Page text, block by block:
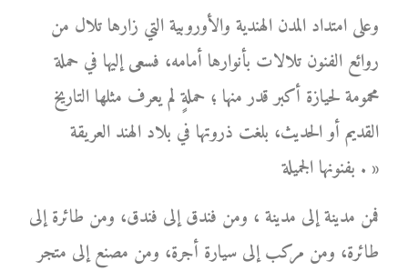
وعلى امتداد المدن الهندية والأوروبية التي زارها تلال من
روائع الفنون تلالات بأنوارها أمامه، فسعى إليها في حملة
محمومة لحيازة أكبر قدر منها ؛ حملةٍ لم يعرف مثلها التاريخ
القديم أو الحديث، بلغت ذروتها في بلاد الهند العريقة
بفنونها الجميلة . »
فمن مدينة إلى مدينة ، ومن فندق إلى فندق، ومن طائرة إلى
طائرة، ومن مركب إلى سيارة أجرة، ومن مصنع إلى متجر